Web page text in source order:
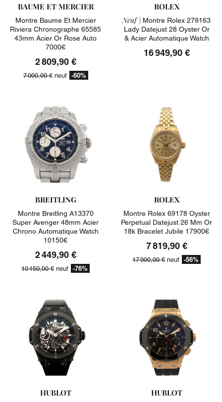
BAUME ET MERCIER
Montre Baume Et Mercier
Riviera Chronographe 65585
43mm Acier Or Rose Auto
7000€
2 809,90 €
7 000,00 €neuf -60%
ROLEX
Neuf | Montre Rolex 279163
Lady Datejust 28 Oyster Or
& Acier Automatique Watch
16 949,90 €
BREITLING
Montre Breitling A13370
Super Avenger 48mm Acier
Chrono Automatique Watch
10150€
2 449,90 €
10 150,00 € neuf -76%
ROLEX
Montre Rolex 69178 Oyster
Perpetual Datejust 26 Mm Or
18k Bracelet Jubile 17900€
7 819,90 €
17 900,00 € neuf -56%
HUBLOT HUBLOT